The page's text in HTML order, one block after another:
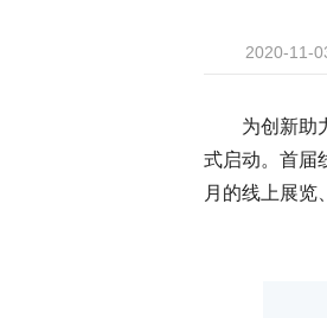
2020-11-
为创新助
式启动。首届
月的线上展览